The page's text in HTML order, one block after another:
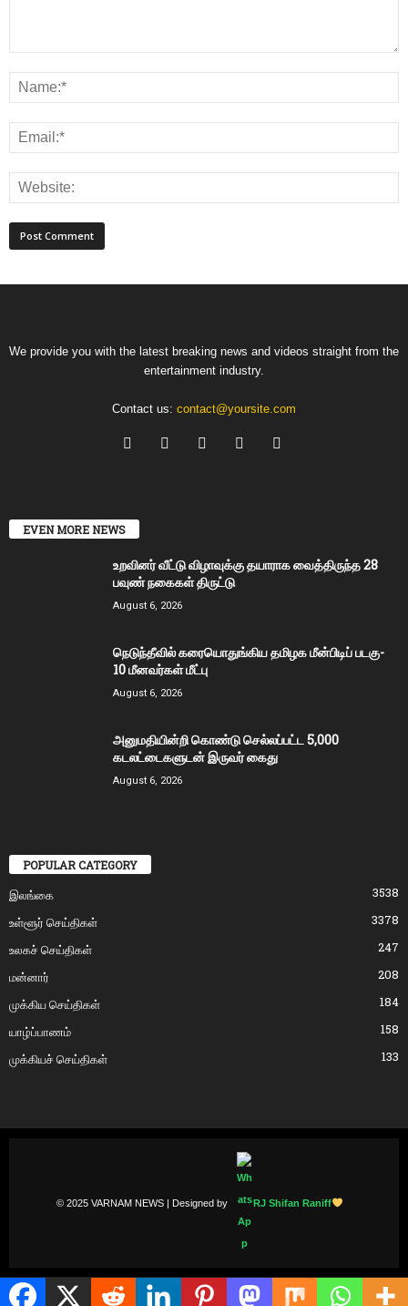
We provide you with the latest breaking news and videos straight from the
entertainment industry.
Contact us: contact@yoursite.com
EVEN MORE NEWS
உறவினர் வீட்டு விழாவுக்கு தயாராக வைத்திருந்த 28
பவுண் நகைகள் திருட்டு
August 6, 2026
நெடுந்தீவில் கரையொதுங்கிய தமிழக மீன்பிடிப் படகு-
10 மீனவர்கள் மீட்பு
August 6, 2026
அனுமதியின்றி கொண்டு செல்லப்பட்ட 5,000
கடலட்டைகளுடன் இருவர் கைது
August 6, 2026
POPULAR CATEGORY
இலங்கை
3538
உள்ளூர் செய்திகள்
3378
உலகச் செய்திகள்
247
மன்னார்
208
முக்கிய செய்திகள்
184
யாழ்ப்பாணம்
158
முக்கியச் செய்திகள்
133
© 2025 VARNAM NEWS | Designed by RJ Shifan Raniff